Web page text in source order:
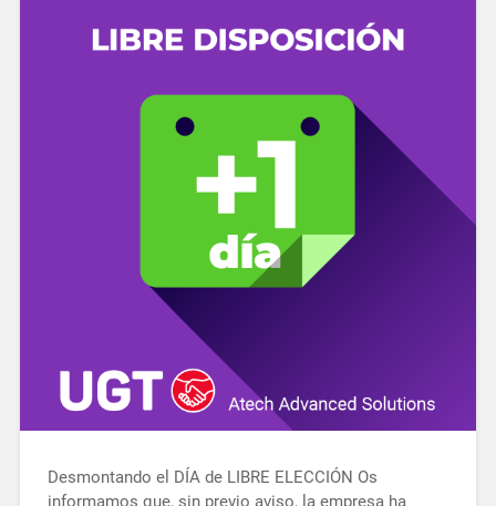
Desmontando el DÍA de LIBRE ELECCIÓN Os
informamos que, sin previo aviso, la empresa ha